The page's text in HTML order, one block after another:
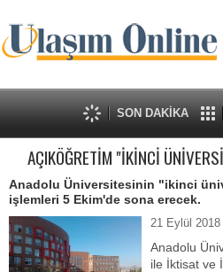
SON DAKİKA
AÇIKÖĞRETİM "İKİNCİ
Anadolu Üniversitesinin "ikinci
işlemleri 5 Ekim'de sona erecek.
21 Eylül
Anadolu
ile İktisat ve